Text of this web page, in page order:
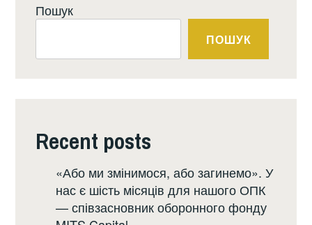
Пошук
ПОШУК
Recent posts
«Або ми змінимося, або загинемо». У
нас є шість місяців для нашого ОПК
— співзасновник оборонного фонду